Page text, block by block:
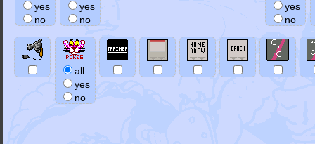
yes
no
yes
no
yes
no
all
yes
no